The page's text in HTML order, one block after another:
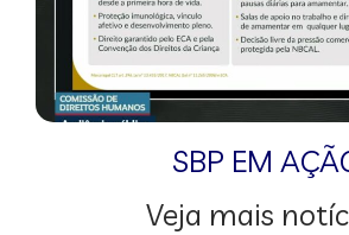
SBP EM
Veja mais